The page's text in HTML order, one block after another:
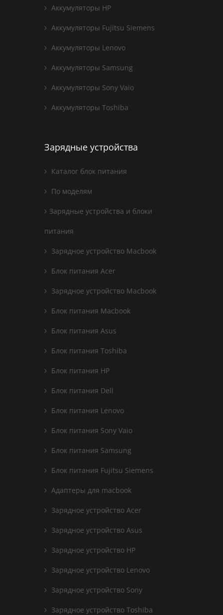
Аккумуляторы HP
Аккумуляторы Fujitsu Siemens
Аккумуляторы Lenovo
Аккумуляторы Samsung
Аккумуляторы Sony Vaio
Аккумуляторы Toshiba
Зарядные устройства
Каталог блок питания
По моделям
Зарядные устройства и блоки
питания
Зарядное устройство Macbook
Блок питания Acer
Зарядное устройство Macbook
Блок питания Macbook
Блок питания Asus
Блок питания Toshiba
Блок питания HP
Блок питания Dell
Блок питания Lenovo
Блок питания Sony Vaio
Блок питания Samsung
Блок питания Fujitsu Siemens
Адаптеры для macbook
Зарядное устройство Acer
Зарядное устройство Asus
Зарядное устройство HP
Зарядное устройство Lenovo
Зарядное устройство Sony
Зарядное устройство Toshiba